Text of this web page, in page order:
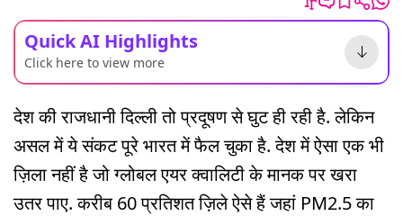
Quick AI Highlights
Click here to view more
देश की राजधानी दिल्ली तो प्रदूषण से घुट ही रही है. लेकिन
असल में ये संकट पूरे भारत में फैल चुका है. देश में ऐसा एक भी
ज़िला नहीं है जो ग्लोबल एयर क्वालिटी के मानक पर खरा
उतर पाए. करीब 60 प्रतिशत ज़िले ऐसे हैं जहां PM2.5 का